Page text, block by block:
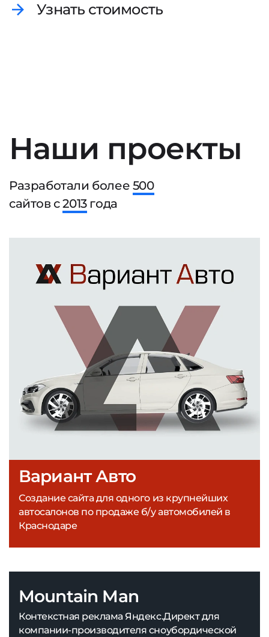
Узнать стоимость
Наши проекты
Разработали более 500
сайтов с2013года
Вариант Авто
Создание сайта для одного из крупнейших
автосалонов по продаже б/у автомобилей в
Краснодаре
Mountain Man
Контекстная реклама Яндекс.Директ для
компании-производителя сноубордической